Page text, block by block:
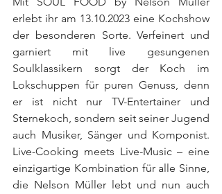
erlebt ihr am 13.10.2023 eine Kochshow
der besonderen Sorte. Verfeinert und
garniert mit live gesungenen
Soulklassikern sorgt der Koch im
Lokschuppen für puren Genuss, denn
er ist nicht nur TV-Entertainer und
Sternekoch, sondern seit seiner Jugend
auch Musiker, Sänger und Komponist.
Live-Cooking meets Live-Music – eine
einzigartige Kombination für alle Sinne,
die Nelson Müller lebt und nun auch